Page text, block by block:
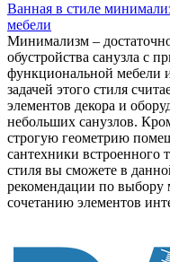
Ванная в стиле
мебели
Минимализм –
обустройства санузла с
функциональной мебели
задачей этого стиля
элементов декора и
небольших санузлов.
строгую геометрию
сантехники встроенного
стиля вы сможете в
рекомендации по выбору
сочетанию элементов